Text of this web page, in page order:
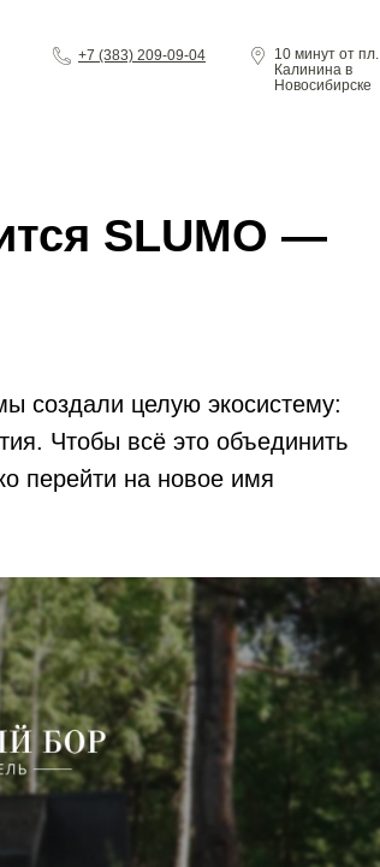
10 минут от пл.
Калинина в
Новосибирске
+7 (383) 209-09-04
SLUMO —
создали целую экосистему:
Чтобы всё это объединить
перейти на новое имя